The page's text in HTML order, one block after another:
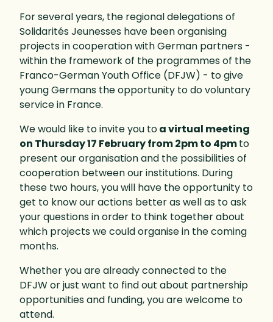
For several years, the regional delegations of
Solidarités Jeunesses have been organising
projects in cooperation with German partners -
within the framework of the programmes of the
Franco-German Youth Office (DFJW) - to give
young Germans the opportunity to do voluntary
service in France.
We would like to invite you toa virtual meeting
on Thursday 17 February from 2pm to 4pmto
present our organisation and the possibilities of
cooperation between our institutions. During
these two hours, you will have the opportunity to
get to know our actions better as well as to ask
your questions in order to think together about
which projects we could organise in the coming
months.
Whether you are already connected to the
DFJW or just want to find out about partnership
opportunities and funding, you are welcome to
attend.